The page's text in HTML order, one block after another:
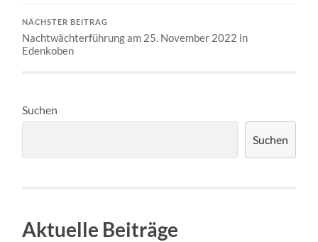
NÄCHSTER BEITRAG
Nachtwächterführung am 25. November 2022 in
Edenkoben
Suchen
Suchen
Aktuelle Beiträge